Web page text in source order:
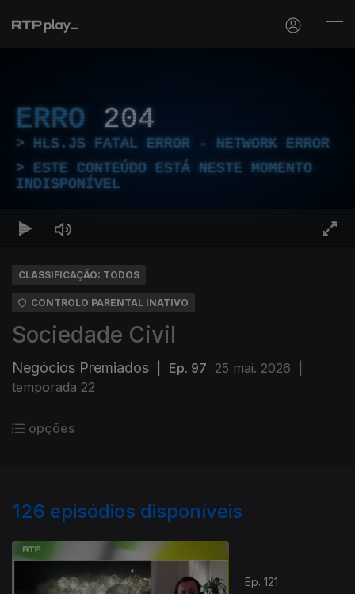
ERRO 204
HLS.JS FATAL ERROR - NETWORK ERROR
ESTE CONTEÚDO ESTÁ NESTE MOMENTO
INDISPONÍVEL
CLASSIFICAÇÃO: TODOS
CONTROLO PARENTAL INATIVO
Sociedade Civil
Negócios Premiados Ep. 97 25 mai. 2026
temporada 22
opções
126 episódios disponíveis
Ep. 121